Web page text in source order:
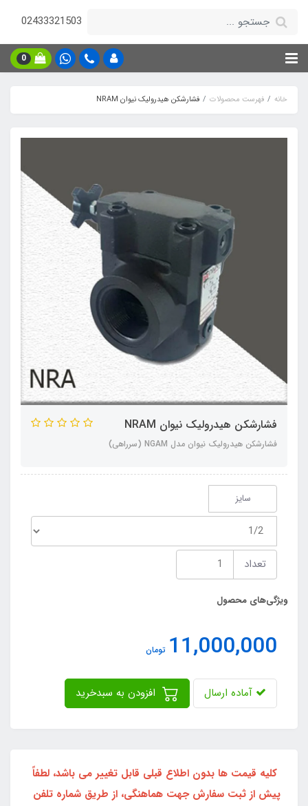
02433321503
0
خانه فهرست محصولات فشارشکن هیدرولیک نیوان NRAM
فشارشکن هیدرولیک نیوان NRAM
فشارشکن هیدرولیک نیوان مدل NGAM (سرراهی)
سایز
تعداد
ویژگی‌های محصول
11,000,000 تومان
آماده ارسال
کلیه قیمت ها بدون اطلاع قبلی قابل تغییر می باشد، لطفاً
پیش از ثبت سفارش جهت هماهنگی، از طریق شماره تلفن